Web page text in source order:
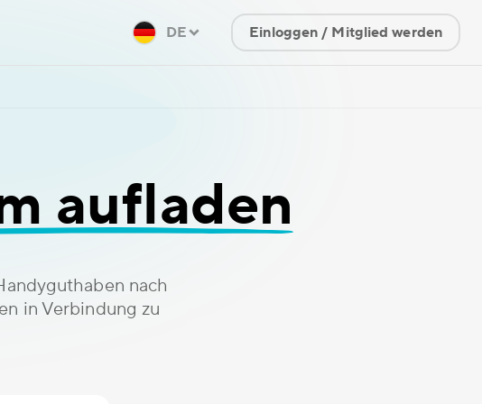
DE Einloggen / Mitglied werden
aufladen
nach
in Verbindung zu